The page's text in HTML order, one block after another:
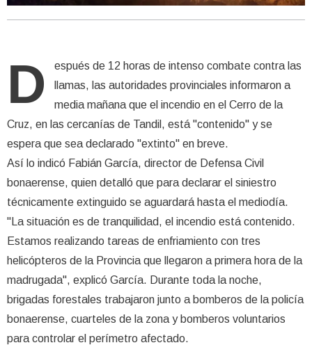
D
espués de 12 horas de intenso combate contra las
llamas, las autoridades provinciales informaron a
media mañana que el incendio en el Cerro de la
Cruz, en las cercanías de Tandil, está "contenido" y se
espera que sea declarado "extinto" en breve.
Así lo indicó Fabián García, director de Defensa Civil
bonaerense, quien detalló que para declarar el siniestro
técnicamente extinguido se aguardará hasta el mediodía.
"La situación es de tranquilidad, el incendio está contenido.
Estamos realizando tareas de enfriamiento con tres
helicópteros de la Provincia que llegaron a primera hora de la
madrugada", explicó García. Durante toda la noche,
brigadas forestales trabajaron junto a bomberos de la policía
bonaerense, cuarteles de la zona y bomberos voluntarios
para controlar el perímetro afectado.